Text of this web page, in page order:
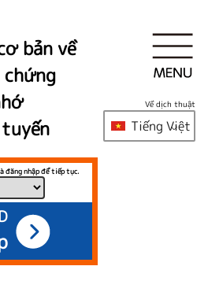
bản về
chứng
đăng nhập để tiếp tục.
Về dịch thuật
Tiếng Việt